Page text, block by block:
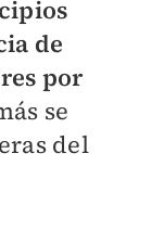
de
por
se
del